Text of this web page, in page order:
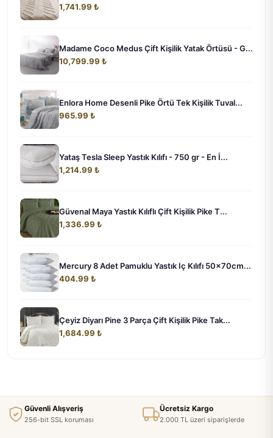
1,741.99 ₺
Madame Coco Medus Çift Kişilik Yatak Örtüsü - G...
10,799.99 ₺
Enlora Home Desenli Pike Örtü Tek Kişilik Tuval...
965.99 ₺
Yataş Tesla Sleep Yastık Kılıfı - 750 gr - En İ...
1,214.99 ₺
Güvenal Maya Yastık Kılıflı Çift Kişilik Pike T...
1,336.99 ₺
Mercury 8 Adet Pamuklu Yastık Iç Kılıfı 50x70cm...
404.99 ₺
Çeyiz Diyarı Pine 3 Parça Çift Kişilik Pike Tak...
1,684.99 ₺
Güvenli Alışveriş
256-bit SSL koruması
Ücretsiz Kargo
2.000 TL üzeri siparişlerde